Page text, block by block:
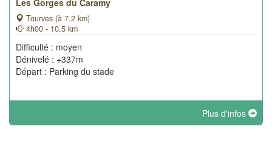
Les Gorges du Caramy
Tourves (à 7.2 km)
4h00 - 10.5 km
Difficulté : moyen
Dénivelé : +337m
Départ : Parking du stade
Plus d'infos